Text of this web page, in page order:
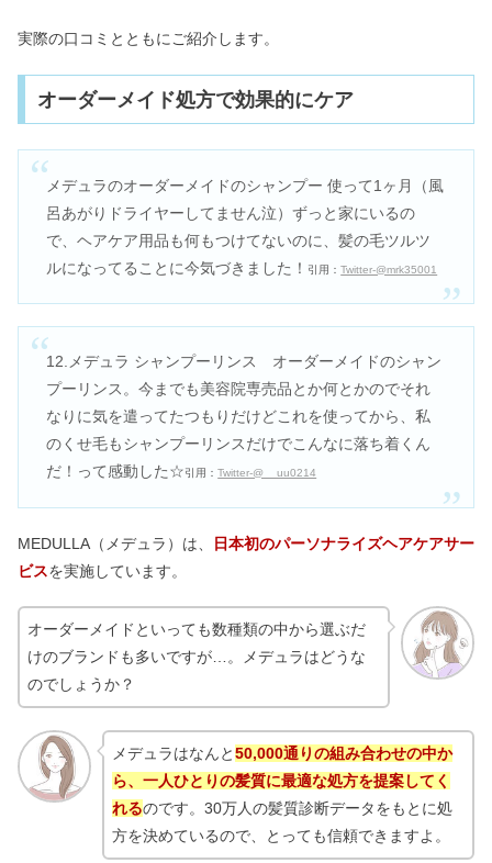
実際の口コミとともにご紹介します。
オーダーメイド処方で効果的にケア
メデュラのオーダーメイドのシャンプー 使って1ヶ月（風
呂あがりドライヤーしてません泣）ずっと家にいるの
で、ヘアケア用品も何もつけてないのに、髪の毛ツルツ
ルになってることに今気づきました！
引用：Twitter-@mrk35001
12.メデュラ シャンプーリンス オーダーメイドのシャン
プーリンス。今までも美容院専売品とか何とかのでそれ
なりに気を遣ってたつもりだけどこれを使ってから、私
のくせ毛もシャンプーリンスだけでこんなに落ち着くん
だ！って感動した☆引用：Twitter-@__uu0214
MEDULLA（メデュラ）は、
日本初のパーソナライズヘアケアサー
ビスを実施しています。
オーダーメイドといっても数種類の中から選ぶだ
けのブランドも多いですが…。メデュラはどうな
のでしょうか？
メデュラはなんと50,000通りの組み合わせの中か
ら、一人ひとりの髪質に最適な処方を提案してく
れるのです。30万人の髪質診断データをもとに処
方を決めているので、とっても信頼できますよ。